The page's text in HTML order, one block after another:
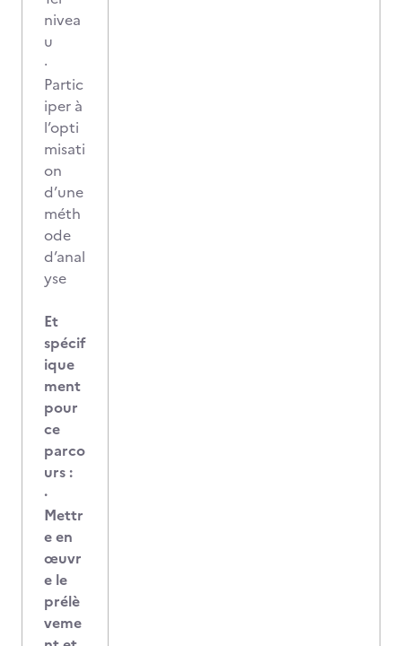
nivea
u
·
Partic
iper à
l’opti
misati
on
d’une
méth
ode
d’anal
yse
Et
spécif
ique
ment
pour
ce
parco
urs :
·
Mettr
e en
œuvr
e le
prélè
veme